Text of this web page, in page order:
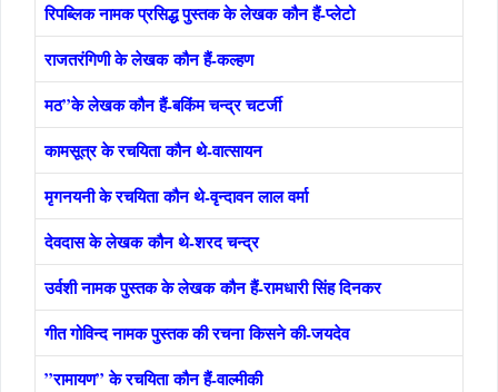
रिपब्लिक नामक प्रसिद्ध पुस्‍तक के लेखक कौन हैं-प्‍लेटो
राजतरंगिणी के लेखक कौन हैं-कल्‍हण
मठ”के लेखक कौन हैं-बकिंम चन्‍द्र चटर्जी
कामसूत्र के रचयिता कौन थे-वात्‍सायन
मृगनयनी के रचयिता कौन थे-वृन्‍दावन लाल वर्मा
देवदास के लेखक कौन थे-शरद चन्‍द्र
उर्वशी नामक पुस्तक के लेखक कौन हैं-रामधारी सिंह दिनकर
गीत गोविन्‍द नामक पुस्तक की रचना किसने की-जयदेव
”रामायण” के रचयिता कौन हैं-वाल्‍मीकी